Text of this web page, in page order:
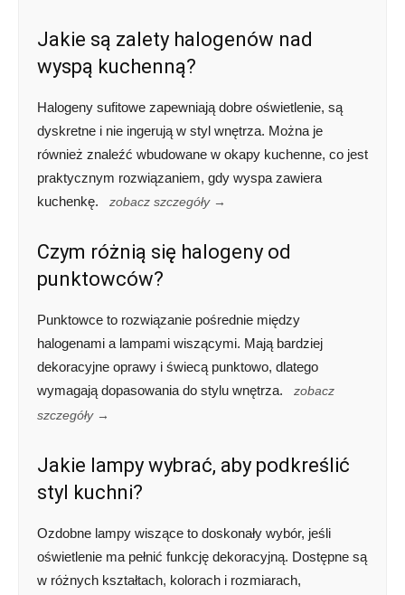
Jakie są zalety halogenów nad
wyspą kuchenną?
Halogeny sufitowe zapewniają dobre oświetlenie, są
dyskretne i nie ingerują w styl wnętrza. Można je
również znaleźć wbudowane w okapy kuchenne, co jest
praktycznym rozwiązaniem, gdy wyspa zawiera
kuchenkę.
zobacz szczegóły →
Czym różnią się halogeny od
punktowców?
Punktowce to rozwiązanie pośrednie między
halogenami a lampami wiszącymi. Mają bardziej
dekoracyjne oprawy i świecą punktowo, dlatego
wymagają dopasowania do stylu wnętrza.
zobacz
szczegóły →
Jakie lampy wybrać, aby podkreślić
styl kuchni?
Ozdobne lampy wiszące to doskonały wybór, jeśli
oświetlenie ma pełnić funkcję dekoracyjną. Dostępne są
w różnych kształtach, kolorach i rozmiarach,